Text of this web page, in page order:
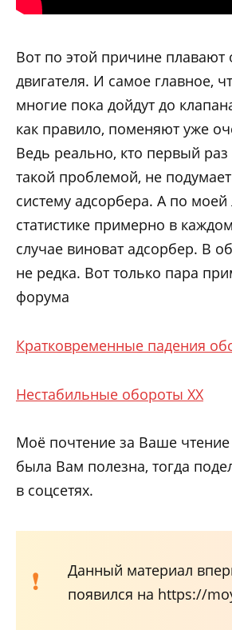
Вот по этой причине плавают
двигателя. И самое главное,
многие пока дойдут до
как правило, поменяют уже
Ведь реально, кто первый раз
такой проблемой, не
систему адсорбера. А по
статистике примерно в
случае виноват адсорбер. В
не редка. Вот только пара
форума
Кратковременные падения
Нестабильные обороты ХХ
Моё почтение за Ваше чтение
была Вам полезна, тогда
в соцсетях.
Данный материал
появился на https://